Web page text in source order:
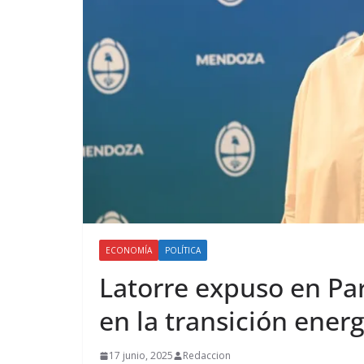
ECONOMÍA POLÍTICA
Latorre expuso en
en la transición
17 junio, 2025 Redaccion